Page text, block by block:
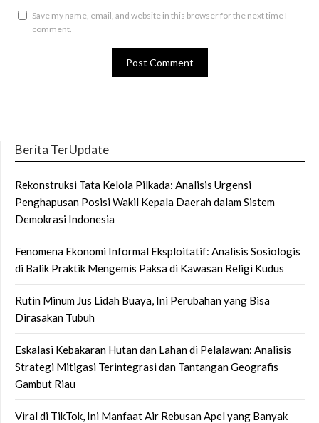
Save my name, email, and website in this browser for the next time I
comment.
Berita TerUpdate
Rekonstruksi Tata Kelola Pilkada: Analisis Urgensi
Penghapusan Posisi Wakil Kepala Daerah dalam Sistem
Demokrasi Indonesia
Fenomena Ekonomi Informal Eksploitatif: Analisis Sosiologis
di Balik Praktik Mengemis Paksa di Kawasan Religi Kudus
Rutin Minum Jus Lidah Buaya, Ini Perubahan yang Bisa
Dirasakan Tubuh
Eskalasi Kebakaran Hutan dan Lahan di Pelalawan: Analisis
Strategi Mitigasi Terintegrasi dan Tantangan Geografis
Gambut Riau
Viral di TikTok, Ini Manfaat Air Rebusan Apel yang Banyak